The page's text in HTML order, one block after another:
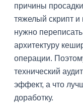
причины
тяжелый скрипт и
нужно
архитектуру
операции.
технический
эффект, а что
доработку.